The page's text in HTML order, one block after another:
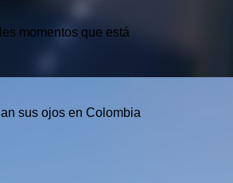
momentos que está
sus ojos en Colombia